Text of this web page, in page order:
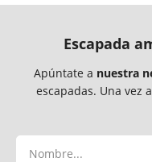
Escapada
Apúntate a nuestra
escapadas. Una vez